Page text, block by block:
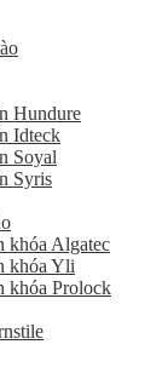
Hundure
Idteck
Soyal
Syris
khóa Algatec
khóa Yli
khóa Prolock